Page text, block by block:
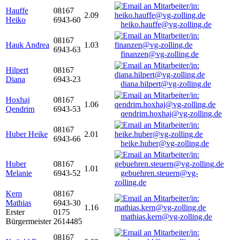
Hauffe
Heiko
08167
6943-60
2.09
heiko.hauffe@vg-zolling.de
Hauk Andrea
08167
6943-63
1.03
finanzen@vg-zolling.de
Hilpert
Diana
08167
6943-23
diana.hilpert@vg-zolling.de
Hoxhaj
Qendrim
08167
6943-53
1.06
qendrim.hoxhaj@vg-zolling.de
Huber Heike
08167
6943-66
2.01
heike.huber@vg-zolling.de
Huber
Melanie
08167
6943-52
1.01
gebuehren.steuern@vg-
zolling.de
Kern
Mathias
Erster
Bürgermeister
08167
6943-30
0175
2614485
1.16
mathias.kern@vg-zolling.de
08167